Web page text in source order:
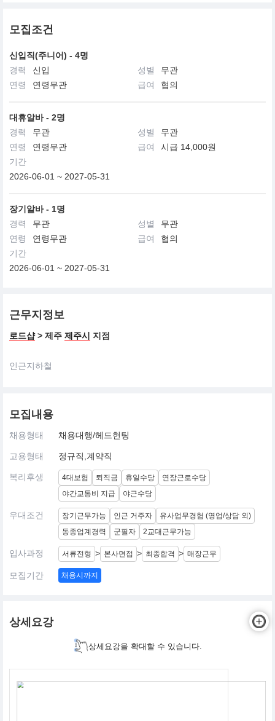
타겟층: 주로 20~30대 여성을 타겟으로 하며, 실제로 고객의
아 오프라인 매장 방문객 중 외국인 비중이 매우 높습니다.
운영사 메디쿼터스
자를 유치하였고 창업 후 7년 만에 연 매출 2,000억 원 글로벌 연 매
출 500억 원을 달성하며 도약하고 있습니다.
모집조건
신입직(주니어) - 4명
경력
신입 성별
무관
연령
연령무관 급여 협의
대휴알바 - 2명
경력
무관 성별
무관
연령
연령무관 급여
시급 14,000원
기간
2026-06-01 ~ 2027-05-31
장기알바 - 1명
경력
무관 성별
무관
연령
연령무관 급여
협의
기간
2026-06-01 ~ 2027-05-31
근무지정보
로드샵> 제주 제주시 지점
인근지하철
모집내용
채용형태 채용대행/헤드헌팅
고용형태 정규직,계약직
복리후생 4대보험 퇴직금 휴일수당
연장근로수당
야간교통비 지급
야근수당
우대조건 장기근무가능 인근 거주자
유사업무경험 (영업/상담 외)
동종업계경력
군필자 2교대근무가능
입사과정 서류전형 > 본사면접 > 최종합격 > 매장근무
모집기간 채용시까지
상세요강
상세요강을 확대할 수 있습니다.